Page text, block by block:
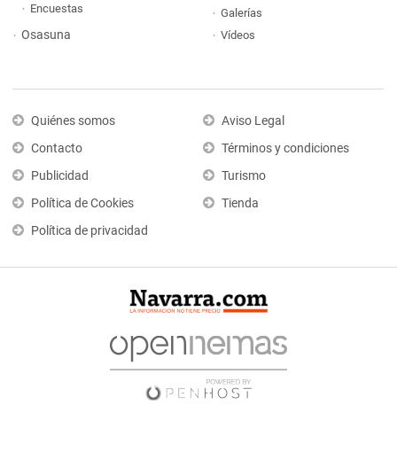
Encuestas
Osasuna
Galerías
Vídeos
Quiénes somos
Contacto
Publicidad
Política de Cookies
Política de privacidad
Aviso Legal
Términos y condiciones
Turismo
Tienda